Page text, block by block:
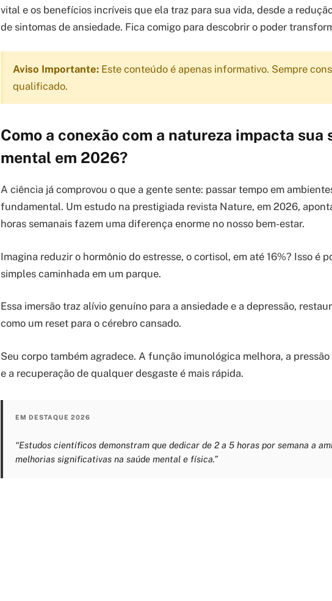
vital e os benefícios incríveis que ela traz para sua vida, desde a
de sintomas de ansiedade. Fica comigo para descobrir o poder
Aviso Importante: Este conteúdo é apenas informativo. Sempre
qualificado.
Como a conexão com a natureza impacta sua
mental em 2026?
A ciência já comprovou o que a gente sente: passar tempo em
fundamental. Um estudo na prestigiada revista Nature, em 2026,
horas semanais fazem uma diferença enorme no nosso bem-estar.
Imagina reduzir o hormônio do estresse, o cortisol, em até 16%? Isso é
simples caminhada em um parque.
Essa imersão traz alívio genuíno para a ansiedade e a depressão,
como um reset para o cérebro cansado.
Seu corpo também agradece. A função imunológica melhora, a
e a recuperação de qualquer desgaste é mais rápida.
EM DESTAQUE 2026
“Estudos científicos demonstram que dedicar de 2 a 5 horas por semana a
melhorias significativas na saúde mental e física.”